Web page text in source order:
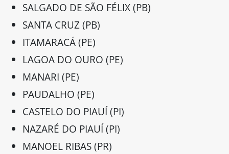
SALGADO DE SÃO FÉLIX (PB)
SANTA CRUZ (PB)
ITAMARACÁ (PE)
LAGOA DO OURO (PE)
MANARI (PE)
PAUDALHO (PE)
CASTELO DO PIAUÍ (PI)
NAZARÉ DO PIAUÍ (PI)
MANOEL RIBAS (PR)